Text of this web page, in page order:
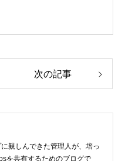
次の記事
親しんできた管理人が、培っ
を共有するためのブログで